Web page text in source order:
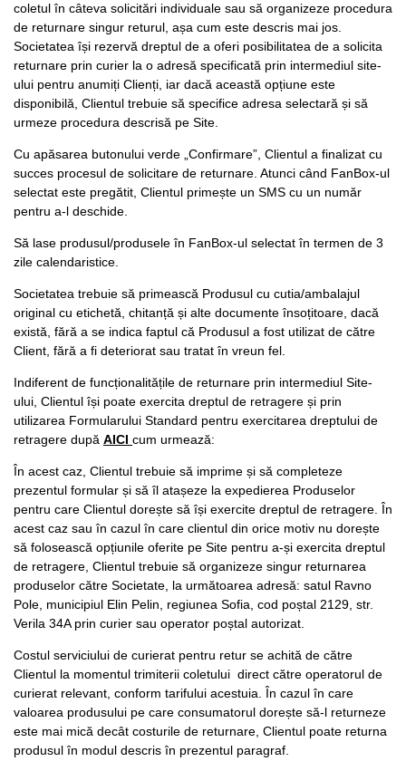
coletul în câteva solicitări individuale sau să organizeze procedura
de returnare singur returul, așa cum este descris mai jos.
Societatea își rezervă dreptul de a oferi posibilitatea de a solicita
returnare prin curier la o adresă specificată prin intermediul site-
ului pentru anumiți Clienți, iar dacă această opțiune este
disponibilă, Clientul trebuie să specifice adresa selectară și să
urmeze procedura descrisă pe Site.
Cu apăsarea butonului verde „Confirmare”, Clientul a finalizat cu
succes procesul de solicitare de returnare. Atunci când FanBox-ul
selectat este pregătit, Clientul primește un SMS cu un număr
pentru a-l deschide.
Să lase produsul/produsele în FanBox-ul selectat în termen de 3
zile calendaristice.
Societatea trebuie să primească Produsul cu cutia/ambalajul
original cu etichetă, chitanță și alte documente însoțitoare, dacă
există, fără a se indica faptul că Produsul a fost utilizat de către
Client, fără a fi deteriorat sau tratat în vreun fel.
Indiferent de funcționalitățile de returnare prin intermediul Site-
ului, Clientul își poate exercita dreptul de retragere și prin
utilizarea Formularului Standard pentru exercitarea dreptului de
retragere după AICI cum urmează:
În acest caz, Clientul trebuie să imprime și să completeze
prezentul formular și să îl atașeze la expedierea Produselor
pentru care Clientul dorește să își exercite dreptul de retragere. În
acest caz sau în cazul în care clientul din orice motiv nu dorește
să folosească opțiunile oferite pe Site pentru a-și exercita dreptul
de retragere, Clientul trebuie să organizeze singur returnarea
produselor către Societate, la următoarea adresă: satul Ravno
Pole, municipiul Elin Pelin, regiunea Sofia, cod poștal 2129, str.
Verila 34A prin curier sau operator poștal autorizat.
Costul serviciului de curierat pentru retur se achită de către
Clientul la momentul trimiterii coletului direct către operatorul de
curierat relevant, conform tarifului acestuia. În cazul în care
valoarea produsului pe care consumatorul dorește să-l returneze
este mai mică decât costurile de returnare, Clientul poate returna
produsul în modul descris în prezentul paragraf.